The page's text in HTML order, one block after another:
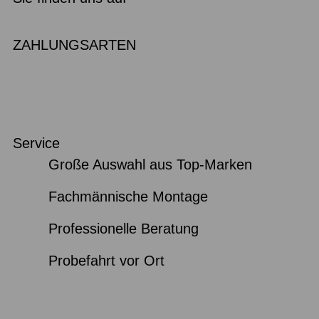
ZAHLUNGSARTEN
Service
Große Auswahl aus Top-Marken
Fachmännische Montage
Professionelle Beratung
Probefahrt vor Ort